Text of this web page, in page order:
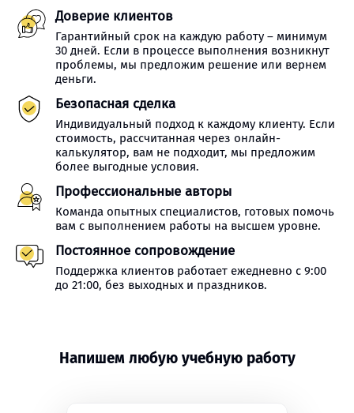
Доверие клиентов
Гарантийный срок на каждую работу – минимум
30 дней. Если в процессе выполнения возникнут
проблемы, мы предложим решение или вернем
деньги.
Безопасная сделка
Индивидуальный подход к каждому клиенту. Если
стоимость, рассчитанная через онлайн-
калькулятор, вам не подходит, мы предложим
более выгодные условия.
Профессиональные авторы
Команда опытных специалистов, готовых помочь
вам с выполнением работы на высшем уровне.
Постоянное сопровождение
Поддержка клиентов работает ежедневно с 9:00
до 21:00, без выходных и праздников.
Напишем любую учебную работу